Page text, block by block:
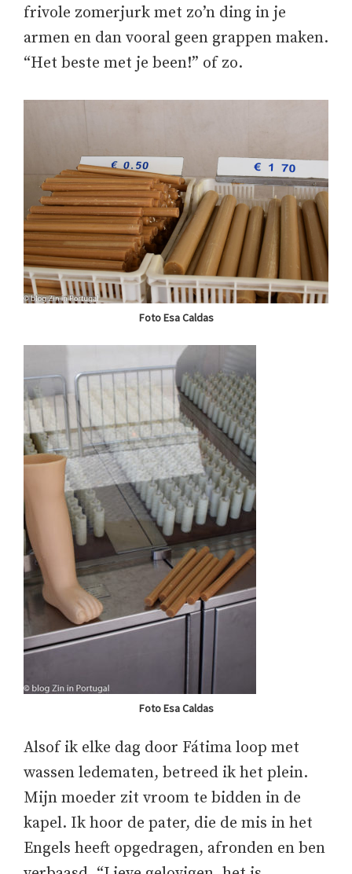
frivole zomerjurk met zo’n ding in je
armen en dan vooral geen grappen maken.
“Het beste met je been!” of zo.
Foto Esa Caldas
Foto Esa Caldas
Alsof ik elke dag door Fátima loop met
wassen ledematen, betreed ik het plein.
Mijn moeder zit vroom te bidden in de
kapel. Ik hoor de pater, die de mis in het
Engels heeft opgedragen, afronden en ben